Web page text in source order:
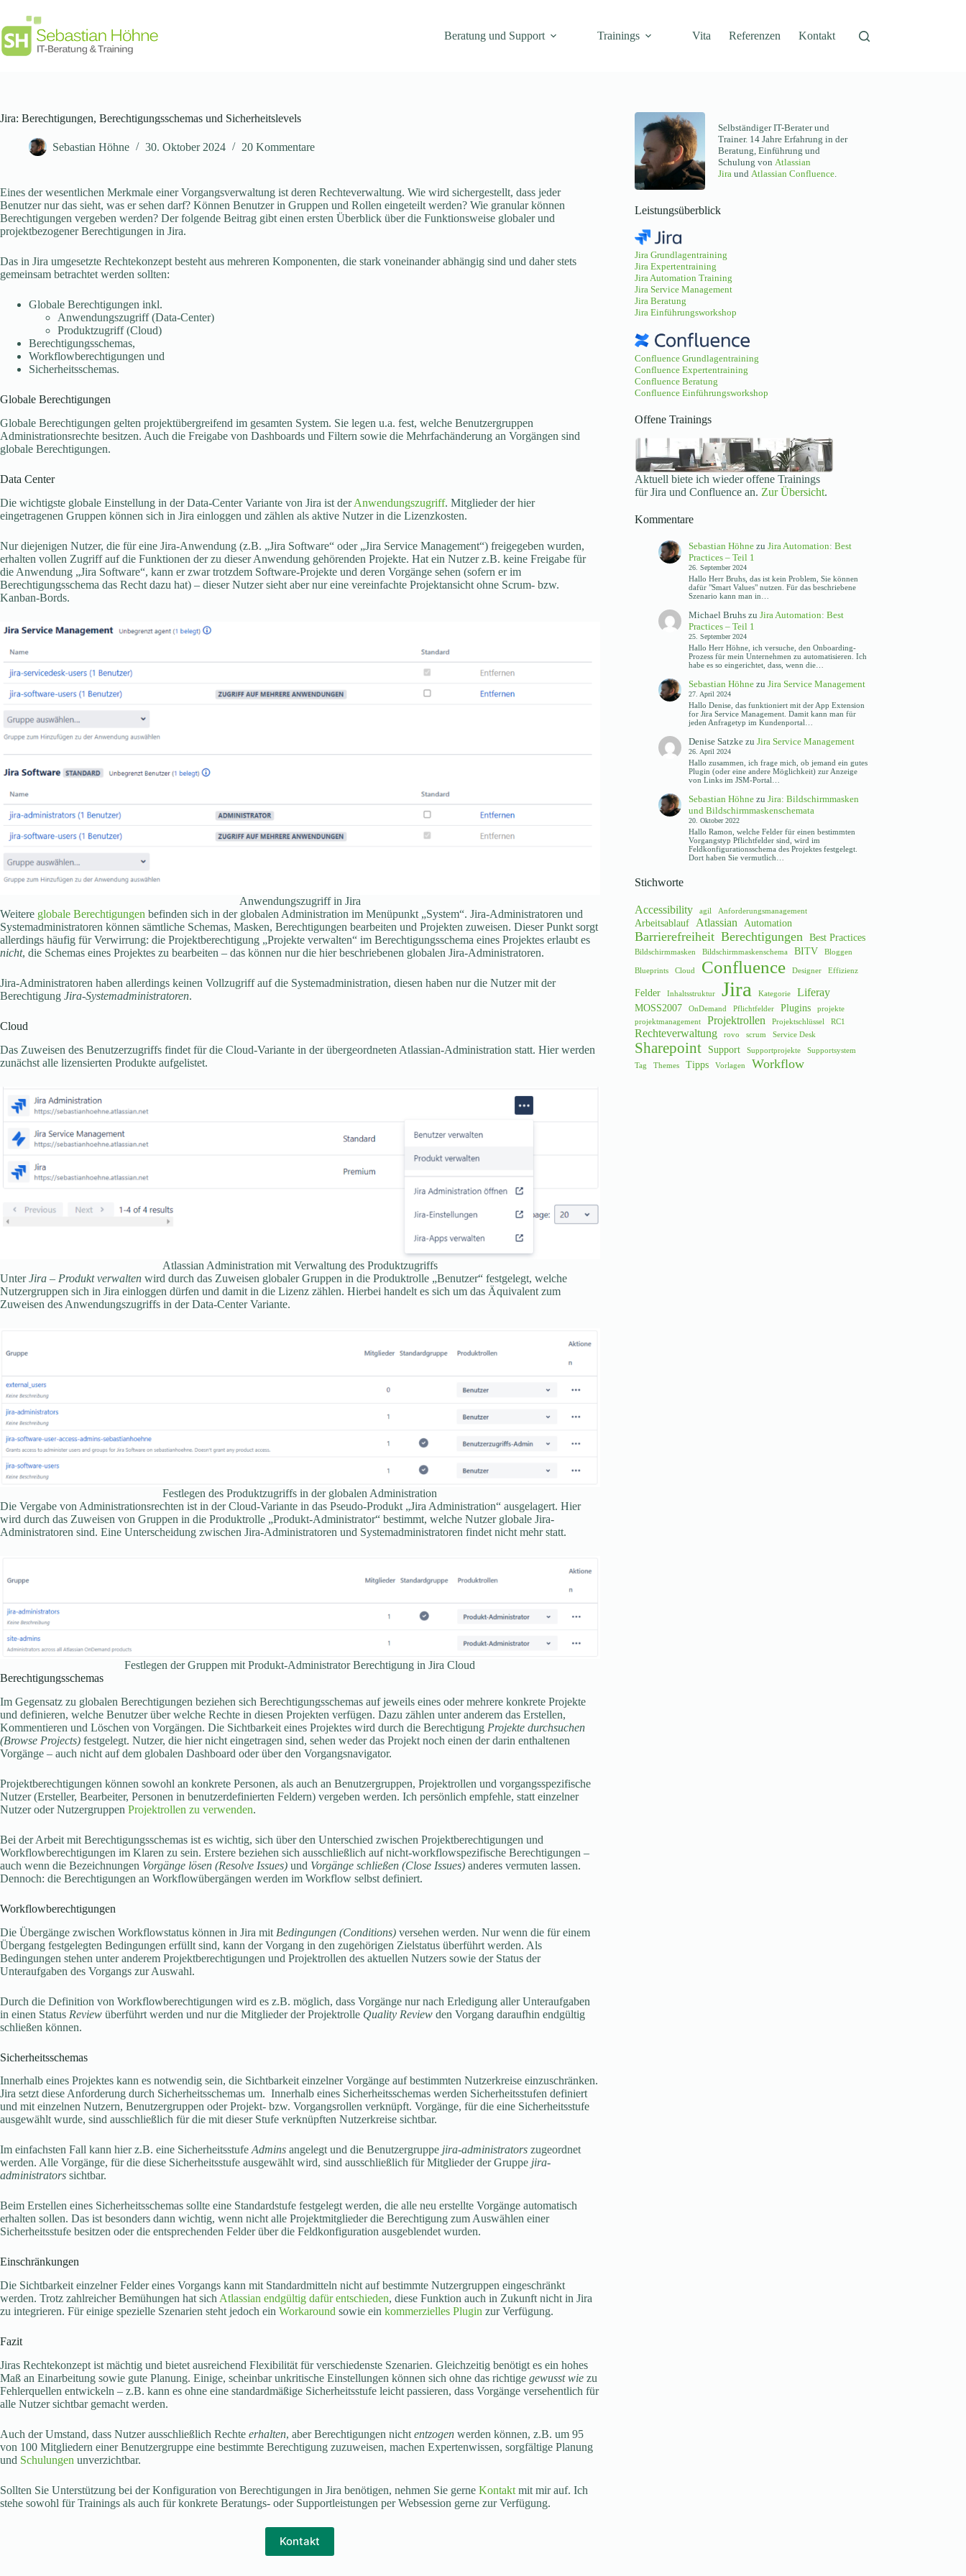
springen
Beratung und Support Trainings Vita Referenzen Kontakt
Jira: Berechtigungen, Berechtigungsschemas und Sicherheitslevels
Sebastian Höhne 30. Oktober 2024 20 Kommentare
Eines der wesentlichen Merkmale einer Vorgangsverwaltung ist deren Rechteverwaltung. Wie wird sichergestellt, dass jeder
Benutzer nur das sieht, was er sehen darf? Können Benutzer in Gruppen und Rollen eingeteilt werden? Wie granular können
Berechtigungen vergeben werden? Der folgende Beitrag gibt einen ersten Überblick über die Funktionsweise globaler und
projektbezogener Berechtigungen in Jira.
Das in Jira umgesetzte Rechtekonzept besteht aus mehreren Komponenten, die stark voneinander abhängig sind und daher stets
gemeinsam betrachtet werden sollten:
Globale Berechtigungen inkl.
Anwendungszugriff (Data-Center)
Produktzugriff (Cloud)
Berechtigungsschemas,
Workflowberechtigungen und
Sicherheitsschemas.
Globale Berechtigungen
Globale Berechtigungen gelten projektübergreifend im gesamten System. Sie legen u.a. fest, welche Benutzergruppen
Administrationsrechte besitzen. Auch die Freigabe von Dashboards und Filtern sowie die Mehrfachänderung an Vorgängen sind
globale Berechtigungen.
Data Center
Die wichtigste globale Einstellung in der Data-Center Variante von Jira ist derAnwendungszugriff. Mitglieder der hier
eingetragenen Gruppen können sich in Jira einloggen und zählen als aktive Nutzer in die Lizenzkosten.
Nur diejenigen Nutzer, die für eine Jira-Anwendung (z.B. „Jira Software“ oder „Jira Service Management“) freigegeben wurden,
erhalten vollen Zugriff auf die Funktionen der zu dieser Anwendung gehörenden Projekte. Hat ein Nutzer z.B. keine Freigabe für
die Anwendung „Jira Software“, kann er zwar trotzdem Software-Projekte und deren Vorgänge sehen (sofern er im
Berechtigungsschema das Recht dazu hat) – dieser Nutzer sieht aber nur eine vereinfachte Projektansicht ohne Scrum- bzw.
Kanban-Bords.
Anwendungszugriff in Jira
Weitere globale Berechtigungen befinden sich in der globalen Administration im Menüpunkt „System“. Jira-Administratoren und
Systemadministratoren können sämtliche Schemas, Masken, Berechtigungen bearbeiten und Projekten zuweisen. Dieser Punkt sorgt
allerdings häufig für Verwirrung: die Projektberechtigung „Projekte verwalten“ im Berechtigungsschema eines Projektes erlaubt es
nicht, die Schemas eines Projektes zu bearbeiten – das können nur die hier beschriebenen globalen Jira-Administratoren.
Jira-Administratoren haben allerdings keinen Vollzugriff auf die Systemadministration, diesen haben nur die Nutzer mit der
Berechtigung Jira-Systemadministratoren.
Cloud
Das Zuweisen des Benutzerzugriffs findet für die Cloud-Variante in der übergeordneten Atlassian-Administration statt. Hier werden
zunächst alle lizensierten Produkte aufgelistet.
Atlassian Administration mit Verwaltung des Produktzugriffs
UnterJira – Produkt verwalten wird durch das Zuweisen globaler Gruppen in die Produktrolle „Benutzer“ festgelegt, welche
Nutzergruppen sich in Jira einloggen dürfen und damit in die Lizenz zählen. Hierbei handelt es sich um das Äquivalent zum
Zuweisen des Anwendungszugriffs in der Data-Center Variante.
Festlegen des Produktzugriffs in der globalen Administration
Die Vergabe von Administrationsrechten ist in der Cloud-Variante in das Pseudo-Produkt „Jira Administration“ ausgelagert. Hier
wird durch das Zuweisen von Gruppen in die Produktrolle „Produkt-Administrator“ bestimmt, welche Nutzer globale Jira-
Administratoren sind. Eine Unterscheidung zwischen Jira-Administratoren und Systemadministratoren findet nicht mehr statt.
Festlegen der Gruppen mit Produkt-Administrator Berechtigung in Jira Cloud
Berechtigungsschemas
Im Gegensatz zu globalen Berechtigungen beziehen sich Berechtigungsschemas auf jeweils eines oder mehrere konkrete Projekte
und definieren, welche Benutzer über welche Rechte in diesen Projekten verfügen. Dazu zählen unter anderem das Erstellen,
Kommentieren und Löschen von Vorgängen. Die Sichtbarkeit eines Projektes wird durch die Berechtigung Projekte durchsuchen
(Browse Projects) festgelegt. Nutzer, die hier nicht eingetragen sind, sehen weder das Projekt noch einen der darin enthaltenen
Vorgänge – auch nicht auf dem globalen Dashboard oder über den Vorgangsnavigator.
Projektberechtigungen können sowohl an konkrete Personen, als auch an Benutzergruppen, Projektrollen und vorgangsspezifische
Nutzer (Ersteller, Bearbeiter, Personen in benutzerdefinierten Feldern) vergeben werden. Ich persönlich empfehle, statt einzelner
Nutzer oder Nutzergruppen Projektrollen zu verwenden.
Bei der Arbeit mit Berechtigungsschemas ist es wichtig, sich über den Unterschied zwischen Projektberechtigungen und
Workflowberechtigungen im Klaren zu sein. Erstere beziehen sich ausschließlich auf nicht-workflowspezifische Berechtigungen –
auch wenn die Bezeichnungen Vorgänge lösen (Resolve Issues) und Vorgänge schließen (Close Issues) anderes vermuten lassen.
Dennoch: die Berechtigungen an Workflowübergängen werden im Workflow selbst definiert.
Workflowberechtigungen
Die Übergänge zwischen Workflowstatus können in Jira mit Bedingungen (Conditions) versehen werden. Nur wenn die für einem
Übergang festgelegten Bedingungen erfüllt sind, kann der Vorgang in den zugehörigen Zielstatus überführt werden. Als
Bedingungen stehen unter anderem Projektberechtigungen und Projektrollen des aktuellen Nutzers sowie der Status der
Unteraufgaben des Vorgangs zur Auswahl.
Durch die Definition von Workflowberechtigungen wird es z.B. möglich, dass Vorgänge nur nach Erledigung aller Unteraufgaben
in einen Status Review überführt werden und nur die Mitglieder der Projektrolle Quality Review den Vorgang daraufhin endgültig
schließen können.
Sicherheitsschemas
Innerhalb eines Projektes kann es notwendig sein, die Sichtbarkeit einzelner Vorgänge auf bestimmten Nutzerkreise einzuschränken.
Jira setzt diese Anforderung durch Sicherheitsschemas um. Innerhalb eines Sicherheitsschemas werden Sicherheitsstufen definiert
und mit einzelnen Nutzern, Benutzergruppen oder Projekt- bzw. Vorgangsrollen verknüpft. Vorgänge, für die eine Sicherheitsstufe
ausgewählt wurde, sind ausschließlich für die mit dieser Stufe verknüpften Nutzerkreise sichtbar.
Im einfachsten Fall kann hier z.B. eine Sicherheitsstufe Admins angelegt und die Benutzergruppe jira-administrators zugeordnet
werden. Alle Vorgänge, für die diese Sicherheitsstufe ausgewählt wird, sind ausschließlich für Mitglieder der Gruppe jira-
administrators sichtbar.
Beim Erstellen eines Sicherheitsschemas sollte eine Standardstufe festgelegt werden, die alle neu erstellte Vorgänge automatisch
erhalten sollen. Das ist besonders dann wichtig, wenn nicht alle Projektmitglieder die Berechtigung zum Auswählen einer
Sicherheitsstufe besitzen oder die entsprechenden Felder über die Feldkonfiguration ausgeblendet wurden.
Einschränkungen
Die Sichtbarkeit einzelner Felder eines Vorgangs kann mit Standardmitteln nicht auf bestimmte Nutzergruppen eingeschränkt
werden. Trotz zahlreicher Bemühungen hat sich Atlassian endgültig dafür entschieden, diese Funktion auch in Zukunft nicht in Jira
zu integrieren. Für einige spezielle Szenarien steht jedoch ein Workaround sowie ein kommerzielles Plugin zur Verfügung.
Fazit
Jiras Rechtekonzept ist mächtig und bietet ausreichend Flexibilität für verschiedenste Szenarien. Gleichzeitig benötigt es ein hohes
Maß an Einarbeitung sowie gute Planung. Einige, scheinbar unkritische Einstellungen können sich ohne das richtige gewusst wie zu
Fehlerquellen entwickeln – z.B. kann es ohne eine standardmäßige Sicherheitsstufe leicht passieren, dass Vorgänge versehentlich für
alle Nutzer sichtbar gemacht werden.
Auch der Umstand, dass Nutzer ausschließlich Rechte erhalten, aber Berechtigungen nicht entzogen werden können, z.B. um 95
von 100 Mitgliedern einer Benutzergruppe eine bestimmte Berechtigung zuzuweisen, machen Expertenwissen, sorgfältige Planung
und Schulungen unverzichtbar.
Sollten Sie Unterstützung bei der Konfiguration von Berechtigungen in Jira benötigen, nehmen Sie gerne Kontakt mit mir auf. Ich
stehe sowohl für Trainings als auch für konkrete Beratungs- oder Supportleistungen per Websession gerne zur Verfügung.
Kontakt
Selbständiger IT-Berater und
Trainer. 14 Jahre Erfahrung in der
Beratung, Einführung und
Schulung von Atlassian
Jira und Atlassian Confluence
Leistungsüberblick
Jira Grundlagentraining
Jira Expertentraining
Jira Automation Training
Jira Service Management
Jira Beratung
Jira Einführungsworkshop
Confluence Grundlagentraining
Confluence Expertentraining
Confluence Beratung
Confluence Einführungsworkshop
Offene Trainings
Aktuell biete ich wieder offene Trainings
für Jira und Confluence an. Zur Übersicht.
Kommentare
Sebastian Höhnezu Jira Automation: Best
Practices – Teil 1
26. September 2024
Hallo Herr Bruhs, das ist kein Problem, Sie können
dafür "Smart Values" nutzen. Für das beschriebene
Szenario kann man in…
Michael Bruhszu Jira Automation: Best
Practices – Teil 1
25. September 2024
Hallo Herr Höhne, ich versuche, den Onboarding-
Prozess für mein Unternehmen zu automatisieren. Ich
habe es so eingerichtet, dass, wenn die…
Sebastian Höhnezu Jira Service Management
27. April 2024
Hallo Denise, das funktioniert mit der App Extension
for Jira Service Management. Damit kann man für
jeden Anfragetyp im Kundenportal…
Denise Satzkezu Jira Service Management
26. April 2024
Hallo zusammen, ich frage mich, ob jemand ein gutes
Plugin (oder eine andere Möglichkeit) zur Anzeige
von Links im JSM-Portal…
Sebastian Höhnezu Jira: Bildschirmmasken
und Bildschirmmaskenschemata
20. Oktober 2022
Hallo Ramon, welche Felder für einen bestimmten
Vorgangstyp Pflichtfelder sind, wird im
Feldkonfigurationsschema des Projektes festgelegt.
Dort haben Sie vermutlich…
Stichworte
Accessibility agil Anforderungsmanagement
Arbeitsablauf Atlassian Automation
Barrierefreiheit Berechtigungen Best Practices
Bildschirmmasken Bildschirmmaskenschema BITV Bloggen
Blueprints Cloud Confluence Designer Effizienz
Felder Inhaltsstruktur Jira Kategorie Liferay
MOSS2007 OnDemand Pflichtfelder Plugins
projekte
projektmanagement
Projektrollen Projektschlüssel RC1
Rechteverwaltung rovo scrum Service Desk
Sharepoint Support Supportprojekte
Supportsystem
Tag
Themes Tipps Vorlagen Workflow